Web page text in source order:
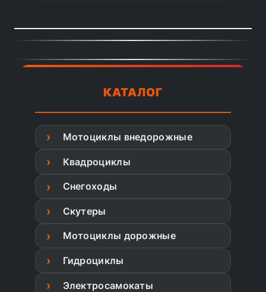
КАТАЛОГ
Мотоциклы внедорожные
Квадроциклы
Снегоходы
Скутеры
Мотоциклы дорожные
Гидроциклы
Электросамокаты